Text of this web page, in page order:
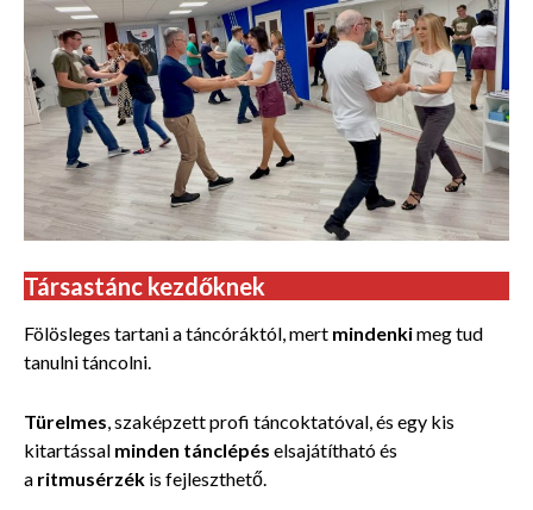
Társastánc kezdőknek
Fölösleges tartani a táncóráktól, mert mindenkimeg tud
tanulni táncolni.
Türelmes, szaképzett profi táncoktatóval, és egy kis
kitartással minden tánclépés elsajátítható és
a ritmusérzék is fejleszthető.